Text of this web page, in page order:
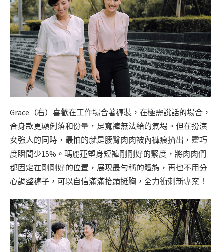
Grace（右）喜歡在工作場合著褲裝，在極需說話的場合，
合身款更顯俐落和份量，是寬褲無法給的氣場。但在扮演
女強人的同時，最怕的就是腰臀肉肉被內褲痕擠出，靈巧
度瞬間少15%。瑪麗蓮塑身短褲剛剛好的緊度，將肉肉們
都固定在剛剛好的位置，展現最勻稱的體態，再也不用分
心調整褲子，可以自信滿滿抬頭挺胸，全力衝刺新專案！